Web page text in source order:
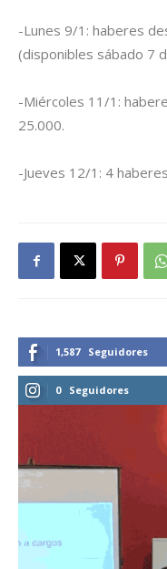
-Lunes 9/1: haberes
(disponibles sábado 7
-Miércoles 11/1:
25.000.
-Jueves 12/1: 4
1,587 Seguidores
0 Seguidores